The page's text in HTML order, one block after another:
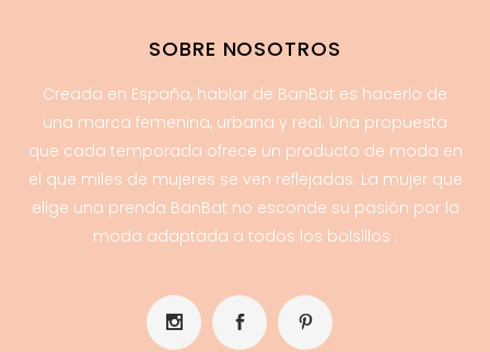
SOBRE NOSOTROS
Creada en España, hablar de BanBat es hacerlo de
una marca femenina, urbana y real. Una propuesta
que cada temporada ofrece un producto de moda en
el que miles de mujeres se ven reflejadas. La mujer que
elige una prenda BanBat no esconde su pasión por la
moda adaptada a todos los bolsillos .